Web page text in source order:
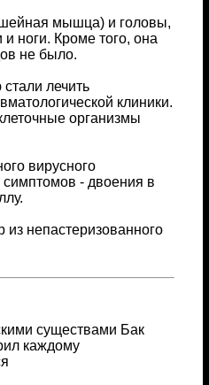
мышца) и головы,
ноги. Кроме того, она
не было.
лечить
клиники.
организмы
вирусного
- двоения в
непастеризованного
существами Бак
каждому